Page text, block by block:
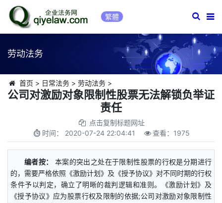
繁體
劳动法务
首页 > 日常法务> 劳动法务>
公司对激励对象限制性股票无法解锁负举证
责任
点击复制标题网址
时间： 2020-07-24 22:04:41 查看： 1975
编者按：
本案的突出之处在于限制性股票的行权是分期进行
的，需要严格依照《激励计划》及《授予协议》对不同时期的行权
条件予以判定，确立了明晰的裁判逻辑和准则。《激励计划》及
《授予协议》应为股票行权及限制的依据;公司对激励对象限制性